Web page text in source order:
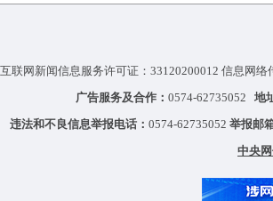
互联网新闻信息服务许可证：33120200012 信息网
广告服务及合作： 0574-62735052 地
违法和不良信息举报电话： 0574-62735052 举报邮
中央